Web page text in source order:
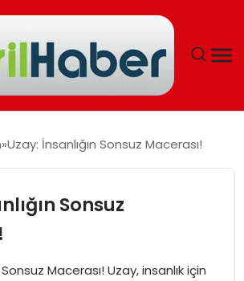
Uzay: İnsanlığın Sonsuz Macerası!
Sonsuz
Macerası! Uzay, insanlık için